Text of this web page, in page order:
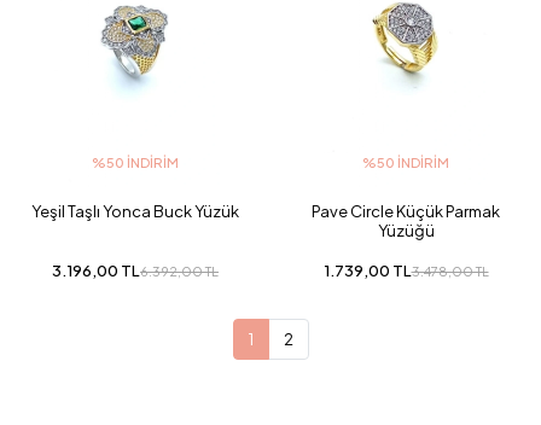
%50 İNDIRIM
Yeşil Taşlı Yonca Buck Yüzük
3.196,00 TL6.392,00 TL
%50 İNDIRIM
Pave Circle Küçük Parmak
Yüzüğü
1.739,00 TL3.478,00 TL
1 2